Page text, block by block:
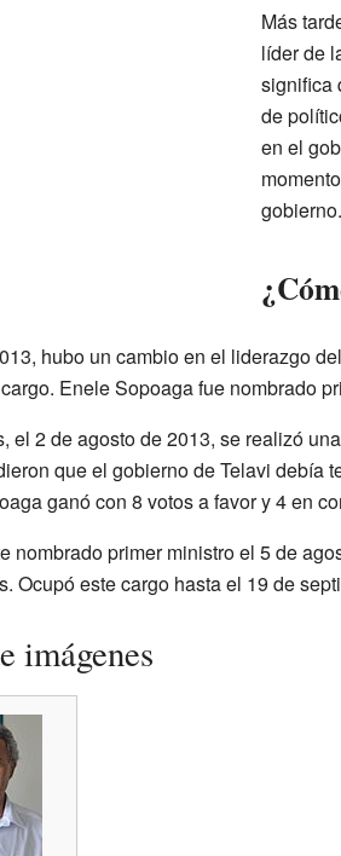
Más
líder de
significa
de
en el
gobierno.
hubo un cambio en el liderazgo
Enele Sopoaga fue nombrado
el 2 de agosto de 2013, se realizó
que el gobierno de Telavi debía
ganó con 8 votos a favor y 4 en
nombrado primer ministro el 5 de
Ocupó este cargo hasta el 19 de
imágenes